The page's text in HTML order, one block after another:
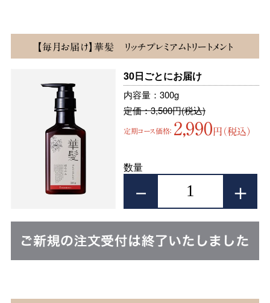
【毎月お届け】華髪 リッチプレミアムトリートメント
30日ごとにお届け
内容量：300g
定価：3,500円(税込)
定期コース価格： 2,990 円（税込）
数量